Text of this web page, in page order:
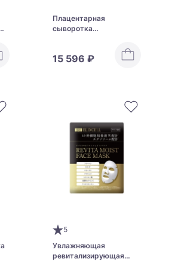
Плацентарная
сыворотка
увлажнение” WMT
15 596 ₽
5
Увлажняющая
ревитализирующая